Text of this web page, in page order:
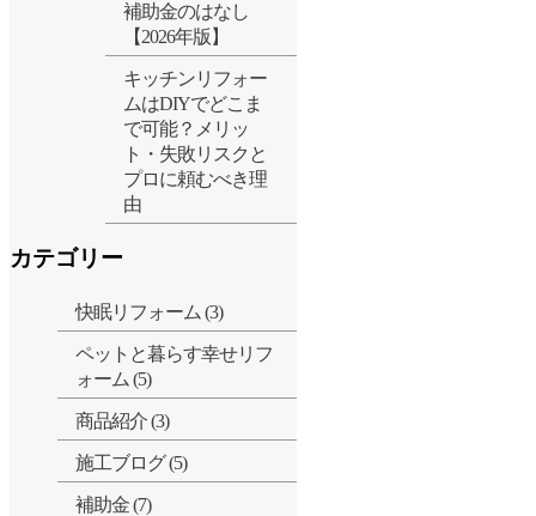
補助金のはなし
【2026年版】
キッチンリフォー
ムはDIYでどこま
で可能？メリッ
ト・失敗リスクと
プロに頼むべき理
由
カテゴリー
快眠リフォーム (3)
ペットと暮らす幸せリフ
ォーム (5)
商品紹介 (3)
施工ブログ (5)
補助金 (7)